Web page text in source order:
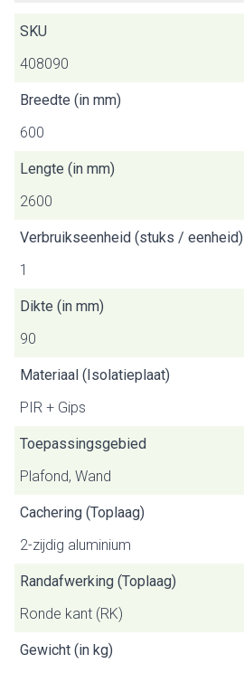
SKU
408090
Breedte (in mm)
600
Lengte (in mm)
2600
Verbruikseenheid (stuks / eenheid)
1
Dikte (in mm)
90
Materiaal (Isolatieplaat)
PIR + Gips
Toepassingsgebied
Plafond, Wand
Cachering (Toplaag)
2-zijdig aluminium
Randafwerking (Toplaag)
Ronde kant (RK)
Gewicht (in kg)